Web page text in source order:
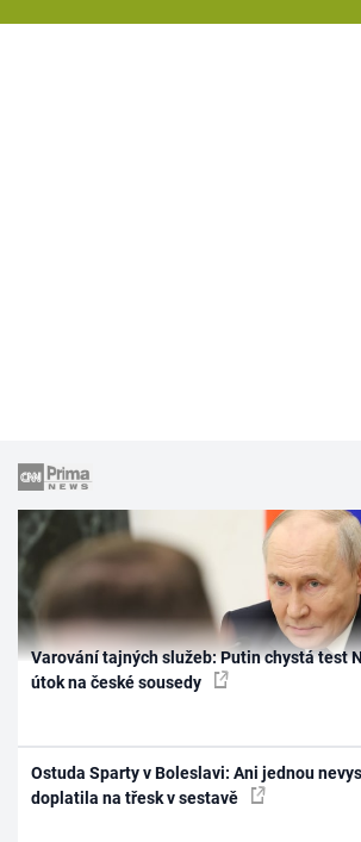
Varování tajných služeb: Putin chystá test
útok na české sousedy
Ostuda Sparty v Boleslavi: Ani jednou
doplatila na třesk v sestavě